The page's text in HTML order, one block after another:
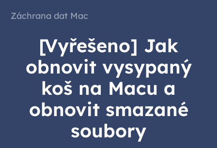
Záchrana dat Mac
[Vyřešeno] Jak
obnovit vysypaný
koš na Macu a
obnovit smazané
soubory